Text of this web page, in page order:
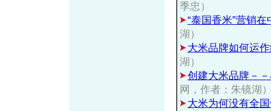
季忠）
“泰国香米”营销在
湖）
大米品牌如何运
湖）
创建大米品牌－
网，作者：朱镜湖
大米为何没有全